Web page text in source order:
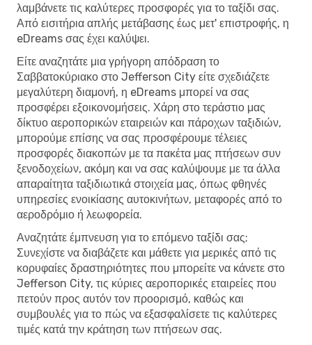
λαμβάνετε τις καλύτερες προσφορές για το ταξίδι σας.
Από εισιτήρια απλής μετάβασης έως μετ' επιστροφής, η
eDreams σας έχει καλύψει.
Είτε αναζητάτε μια γρήγορη απόδραση το
Σαββατοκύριακο στο Jefferson City είτε σχεδιάζετε
μεγαλύτερη διαμονή, η eDreams μπορεί να σας
προσφέρει εξοικονομήσεις. Χάρη στο τεράστιο μας
δίκτυο αεροπορικών εταιρειών και πάροχων ταξιδιών,
μπορούμε επίσης να σας προσφέρουμε τέλειες
προσφορές διακοπών με τα πακέτα μας πτήσεων συν
ξενοδοχείων, ακόμη και να σας καλύψουμε με τα άλλα
απαραίτητα ταξιδιωτικά στοιχεία μας, όπως φθηνές
υπηρεσίες ενοικίασης αυτοκινήτων, μεταφορές από το
αεροδρόμιο ή λεωφορεία.
Αναζητάτε έμπνευση για το επόμενο ταξίδι σας;
Συνεχίστε να διαβάζετε και μάθετε για μερικές από τις
κορυφαίες δραστηριότητες που μπορείτε να κάνετε στο
Jefferson City, τις κύριες αεροπορικές εταιρείες που
πετούν προς αυτόν τον προορισμό, καθώς και
συμβουλές για το πώς να εξασφαλίσετε τις καλύτερες
τιμές κατά την κράτηση των πτήσεων σας.